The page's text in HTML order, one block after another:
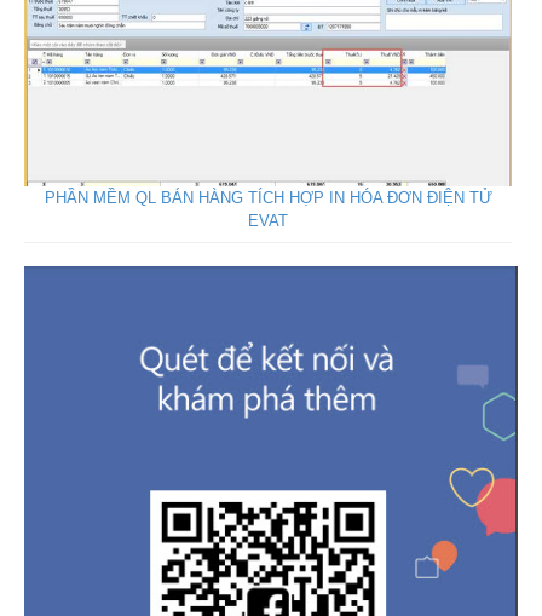
PHẦN MỀM QL BÁN HÀNG TÍCH HỢP IN HÓA ĐƠN ĐIỆN TỬ
EVAT